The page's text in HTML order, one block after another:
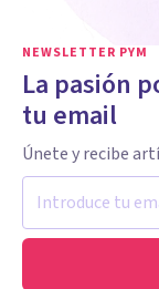
NEWSLETTER PYM
La pasión
tu email
Únete y recibe